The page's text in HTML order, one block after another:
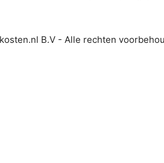
B.V - Alle rechten